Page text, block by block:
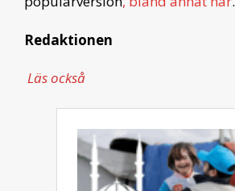
Redaktionen
Läs också